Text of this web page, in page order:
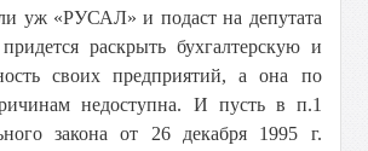
уж «РУСАЛ» и подаст на депутата
раскрыть бухгалтерскую и
своих предприятий, а она по
недоступна. И пусть в п.1
закона от 26 декабря 1995 г.